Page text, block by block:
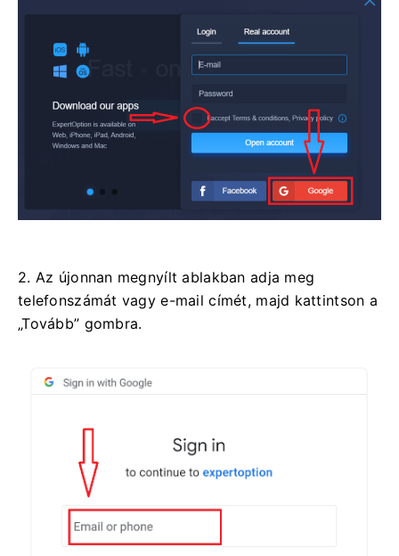
2. Az újonnan megnyílt ablakban adja meg
telefonszámát vagy e-mail címét, majd kattintson a
„Tovább” gombra.